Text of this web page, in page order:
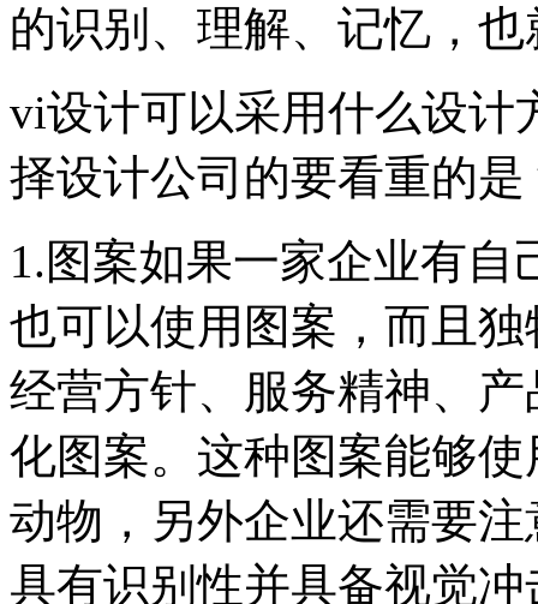
的识别、理解、记忆，
vi设计可以采用什么设计
择设计公司的要看重的是
1.图案如果一家企业有
也可以使用图案，而且
经营方针、服务精神、
化图案。这种图案能够
动物，另外企业还需要
具有识别性并具备视觉冲